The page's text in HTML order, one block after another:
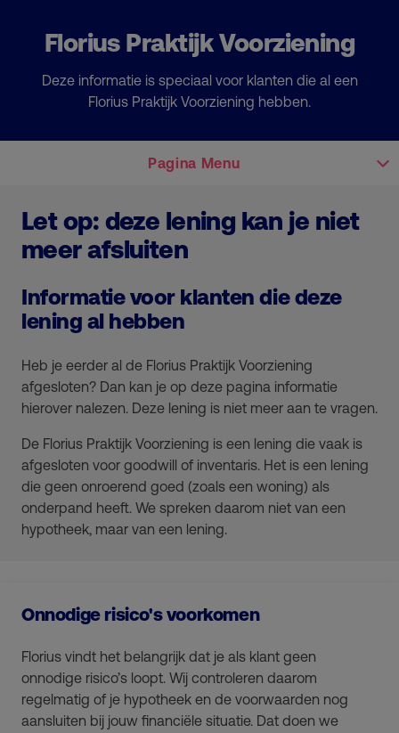
Florius Praktijk Voorziening
Deze informatie is speciaal voor klanten die al een
Florius Praktijk Voorziening hebben.
Pagina Menu
Let op: deze lening kan je niet
meer afsluiten
Informatie voor klanten die deze
lening al hebben
Heb je eerder al de Florius Praktijk Voorziening
afgesloten? Dan kan je op deze pagina informatie
hierover nalezen. Deze lening is niet meer aan te vragen.
De Florius Praktijk Voorziening is een lening die vaak is
afgesloten voor goodwill of inventaris. Het is een lening
die geen onroerend goed (zoals een woning) als
onderpand heeft. We spreken daarom niet van een
hypotheek, maar van een lening.
Onnodige risico's voorkomen
Florius vindt het belangrijk dat je als klant geen
onnodige risico’s loopt. Wij controleren daarom
regelmatig of je hypotheek en de voorwaarden nog
aansluiten bij jouw financiële situatie. Dat doen we